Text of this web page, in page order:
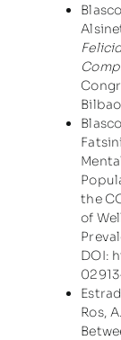
the
of
DOI:
Ros,